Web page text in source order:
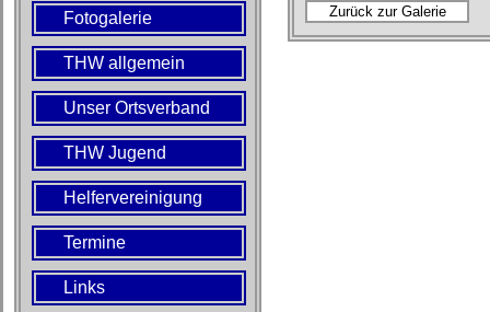
Fotogalerie
THW allgemein
Unser Ortsverband
THW Jugend
Helfervereinigung
Termine
Links